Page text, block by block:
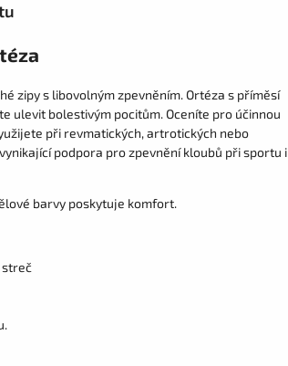
zipy s libovolným zpevněním. Ortéza s příměsí
ulevit bolestivým pocitům. Oceníte pro účinnou
při revmatických, artrotických nebo
podpora pro zpevnění kloubů při sportu i
barvy poskytuje komfort.